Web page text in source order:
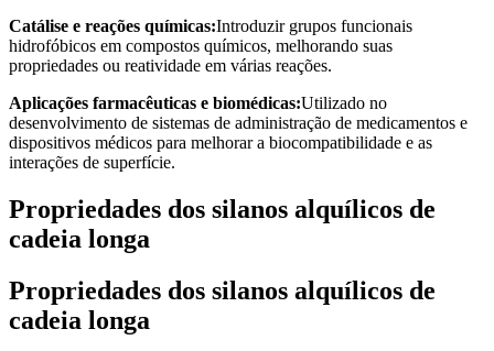
Catálise e reações químicas:Introduzir grupos funcionais
hidrofóbicos em compostos químicos, melhorando suas
propriedades ou reatividade em várias reações.
Aplicações farmacêuticas e biomédicas:Utilizado no
desenvolvimento de sistemas de administração de medicamentos e
dispositivos médicos para melhorar a biocompatibilidade e as
interações de superfície.
Propriedades dos silanos alquílicos de
cadeia longa
Propriedades dos silanos alquílicos de
cadeia longa